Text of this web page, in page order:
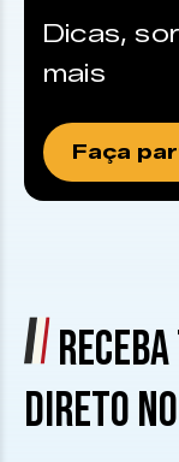
Dicas,
mais
Faça
DIRETO